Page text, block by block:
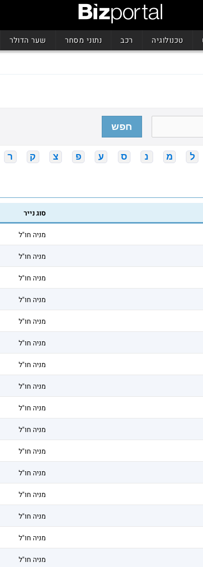
טכנולוגיה רכב נתוני מסחר שער הדולר
חפש
ל מ נ ס ע פ צ ק ר
סוג נייר
מניה חו"ל
מניה חו"ל
מניה חו"ל
מניה חו"ל
מניה חו"ל
מניה חו"ל
מניה חו"ל
מניה חו"ל
מניה חו"ל
מניה חו"ל
מניה חו"ל
מניה חו"ל
מניה חו"ל
מניה חו"ל
מניה חו"ל
מניה חו"ל